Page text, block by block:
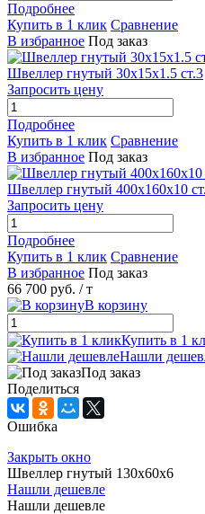
Подробнее
Купить в 1 клик Сравнение
В избранное Под заказ
Швеллер гнутый 30х15х1.5 ст.3
Запросить цену
Подробнее
Купить в 1 клик Сравнение
В избранное Под заказ
Швеллер гнутый 400х160х10
Запросить цену
Подробнее
Купить в 1 клик Сравнение
В избранное Под заказ
66 700 руб. / т
В корзину
Купить в 1
Нашли
Под заказ
Поделиться
Ошибка
Закрыть окно
Швеллер гнутый 130х60х6
Нашли дешевле
Нашли дешевле